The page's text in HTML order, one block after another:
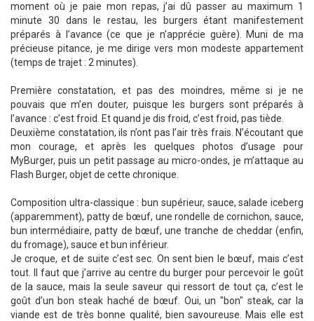
moment où je paie mon repas, j’ai dû passer au maximum 1
minute 30 dans le restau, les burgers étant manifestement
préparés à l’avance (ce que je n’apprécie guère). Muni de ma
précieuse pitance, je me dirige vers mon modeste appartement
(temps de trajet : 2 minutes).
Première constatation, et pas des moindres, même si je ne
pouvais que m’en douter, puisque les burgers sont préparés à
l’avance : c’est froid. Et quand je dis froid, c’est froid, pas tiède.
Deuxième constatation, ils n’ont pas l’air très frais. N’écoutant que
mon courage, et après les quelques photos d’usage pour
MyBurger, puis un petit passage au micro-ondes, je m’attaque au
Flash Burger, objet de cette chronique.
Composition ultra-classique : bun supérieur, sauce, salade iceberg
(apparemment), patty de bœuf, une rondelle de cornichon, sauce,
bun intermédiaire, patty de bœuf, une tranche de cheddar (enfin,
du fromage), sauce et bun inférieur.
Je croque, et de suite c’est sec. On sent bien le bœuf, mais c’est
tout. Il faut que j’arrive au centre du burger pour percevoir le goût
de la sauce, mais la seule saveur qui ressort de tout ça, c’est le
goût d’un bon steak haché de bœuf. Oui, un "bon" steak, car la
viande est de très bonne qualité, bien savoureuse. Mais elle est